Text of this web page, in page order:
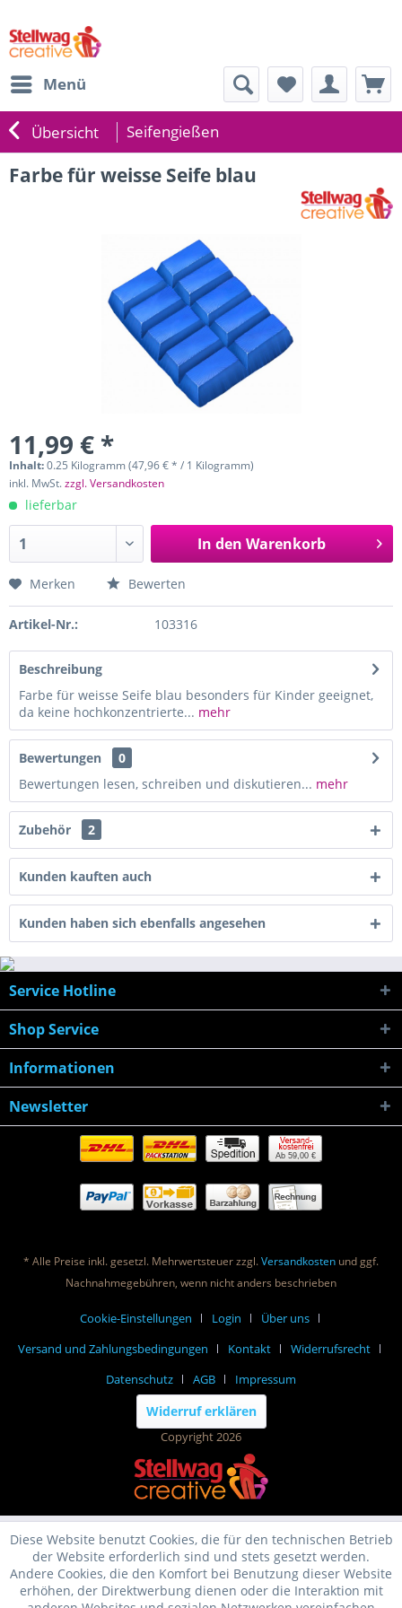
Menü
Übersicht Seifengießen
Farbe für weisse Seife blau
11,99 € *
Inhalt:0.25 Kilogramm (47,96 € * / 1 Kilogramm)
inkl. MwSt.zzgl. Versandkosten
lieferbar
In den Warenkorb
Merken Bewerten
Artikel-Nr.: 103316
Beschreibung
Farbe für weisse Seife blau besonders für Kinder geeignet,
da keine hochkonzentrierte... mehr
Bewertungen
0
Bewertungen lesen, schreiben und diskutieren... mehr
Zubehör 2
Kunden kauften auch
Kunden haben sich ebenfalls angesehen
Service Hotline
Shop Service
Informationen
Newsletter
Ab 59,00 €
* Alle Preise inkl. gesetzl. Mehrwertsteuer zzgl.Versandkosten und ggf.
Nachnahmegebühren, wenn nicht anders beschrieben
Cookie-Einstellungen Login
Über uns
Versand und Zahlungsbedingungen
Kontakt
Widerrufsrecht
Datenschutz
AGB Impressum
Widerruf erklären
Copyright 2026
Diese Website benutzt Cookies, die für den technischen Betrieb
der Website erforderlich sind und stets gesetzt werden.
Andere Cookies, die den Komfort bei Benutzung dieser Website
erhöhen, der Direktwerbung dienen oder die Interaktion mit